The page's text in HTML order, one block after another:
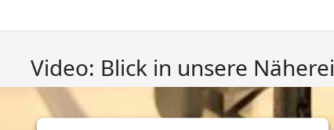
Video: Blick in unsere Näherei